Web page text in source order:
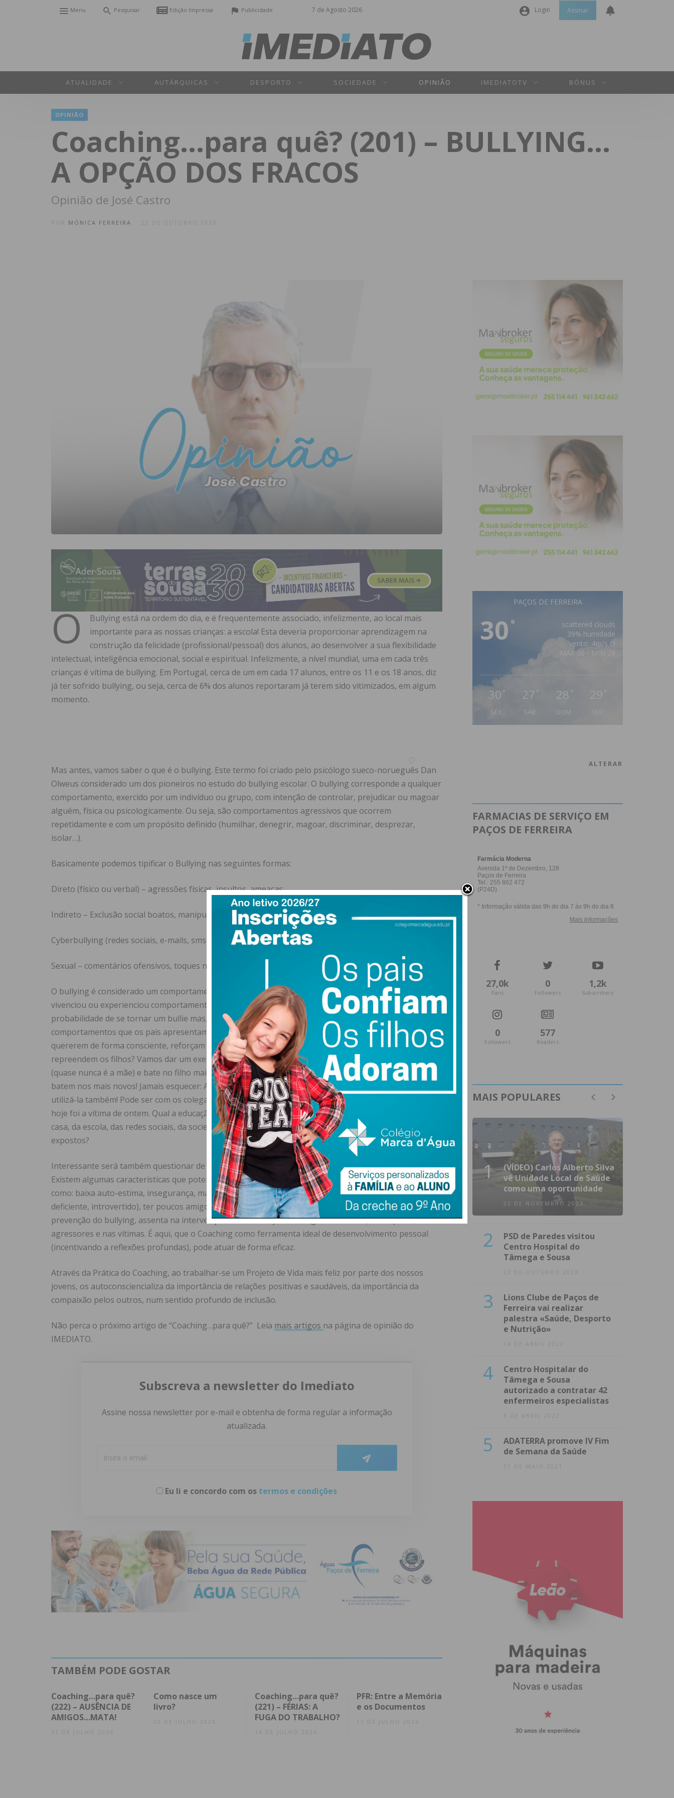
7 de Agosto 2026
Menu Pesquisar Edição Impressa Publicidade Login
Senha
INICIAR SESSÃO
Assinar
ATUALIDADE AUTÁRQUICAS DESPORTO SOCIEDADE OPINIÃO IMEDIATOTV BÓNUS
OPINIÃO
Coaching…para quê? (201) – BULLYING…
A OPÇÃO DOS FRACOS
Opinião de José Castro
MÓNICA FERREIRA 22 DE OUTUBRO 2025
O
Bullying está na ordem do dia, e é frequentemente associado, infelizmente, ao local mais
importante para as nossas crianças: a escola! Esta deveria proporcionar aprendizagem na
construção da felicidade (profissional/pessoal) dos alunos, ao desenvolver a sua flexibilidade
intelectual, inteligência emocional, social e espiritual. Infelizmente, a nível mundial, uma em cada três
crianças é vítima de bullying. Em Portugal, cerca de um em cada 17 alunos, entre os 11 e os 18 anos, diz
já ter sofrido bullying, ou seja, cerca de 6% dos alunos reportaram já terem sido vitimizados, em algum
momento.
Mas antes, vamos saber o que é o bullying. Este termo foi criado pelo psicólogo sueco-norueguês Dan
Olweus considerado um dos pioneiros no estudo do bullying escolar. O bullying corresponde a qualquer
comportamento, exercido por um indivíduo ou grupo, com intenção de controlar, prejudicar ou magoar
alguém, física ou psicologicamente. Ou seja, são comportamentos agressivos que ocorrem
repetidamente e com um propósito definido (humilhar, denegrir, magoar, discriminar, desprezar,
isolar…).
Basicamente podemos tipificar o Bullying nas seguintes formas:
Direto (físico ou verbal) – agressões físicas, insultos, ameaças;
Indireto – Exclusão social boatos, manipulação;
Cyberbullying (redes sociais, e-mails, sms…) e
Sexual – comentários ofensivos, toques não consentidos.
O bullying é considerado um comportamento aprendido. Isto significa que o bullie, ou seja, o agressor,
vivenciou ou experienciou comportamentos semelhantes, em casa, na escola, etc, aumentando a
probabilidade de se tornar um bullie mas, claro, que também depende da sua personalidade. Quantos
comportamentos que os pais apresentam diante dos seus filhos que, infelizmente, mesmo sem o
quererem de forma consciente, reforçam esse comportamento agressivo? Como é que os pais
repreendem os filhos? Vamos dar um exemplo: O irmão mais velho bate no mais novo. Chega o pai
(quase nunca é a mãe) e bate no filho mais velho e diz: -Isto é para aprenderes que os mais velhos não
batem nos mais novos! Jamais esquecer: A prática da violência valida a violência como prática! Ele vai
utilizá-la também! Pode ser com os colegas, ou mais tarde, com a namorada! Por vezes, o agressor de
hoje foi a vítima de ontem. Qual a educação oculta ou implícita que passa para os nossos jovens, de
casa, da escola, das redes sociais, da sociedade em geral? A quanta violência explícita e implícita estão
expostos?
Interessante será também questionar de que forma o bullie ou agressor escolhe as suas vítimas.
Existem algumas características que potenciam a probabilidade de uma criança sofrer de bullying, tais
como: baixa auto-estima, insegurança, mais novas (menos força física), ser diferente (baixo, gordo,
deficiente, introvertido), ter poucos amigos, pertencer a uma minoria, etc. Significa então, que a
prevenção do bullying, assenta na intervenção dos nossos jovens na generalidade e, em especial, nos
agressores e nas vítimas. É aqui, que o Coaching como ferramenta ideal de desenvolvimento pessoal
(incentivando a reflexões profundas), pode atuar de forma eficaz.
Através da Prática do Coaching, ao trabalhar-se um Projeto de Vida mais feliz por parte dos nossos
jovens, os autoconsciencializa da importância de relações positivas e saudáveis, da importância da
compaixão pelos outros, num sentido profundo de inclusão.
Não perca o próximo artigo de “Coaching…para quê?” Leia mais artigos na página de opinião do
IMEDIATO.
Subscreva a newsletter do Imediato
Assine nossa newsletter por e-mail e obtenha de forma regular a informação
atualizada.
Eu li e concordo com os termos e condições
TAMBÉM PODE GOSTAR
Coaching…para quê?
(222) – AUSÊNCIA DE
AMIGOS…MATA!
Como nasce um
livro?
Coaching…para quê?
(221) – FÉRIAS: A
FUGA DO TRABALHO?
14 DE JULHO 2026
PFR: Entre a Memória
e os Documentos
PAÇOS DE FERREIRA
30 °
scattered clouds
39% humidade
vento: 4m/s O
MAX 30 • MIN 28
30 °
SEX
27 °
SÁB
28 °
DOM
29 °
ALTERAR
FARMACIAS DE SERVIÇO EM
PAÇOS DE FERREIRA
27,0k
Fans
0
Followers
1,2k
Subscribers
0
Followers
577
Readers
MAIS POPULARES
1
(VÍDEO) Carlos Alberto Silva
vê Unidade Local de Saúde
como uma oportunidade
23 DE NOVEMBRO 2023
2
PSD de Paredes visitou
Centro Hospital do
Tâmega e Sousa
23 DE OUTUBRO 2023
3
Lions Clube de Paços de
Ferreira vai realizar
palestra «Saúde, Desporto
e Nutrição»
14 DE ABRIL 2022
4
Centro Hospitalar do
Tâmega e Sousa
autorizado a contratar 42
enfermeiros especialistas
8 DE ABRIL 2022
5
ADATERRA promove IV Fim
de Semana da Saúde
21 DE MAIO 2021